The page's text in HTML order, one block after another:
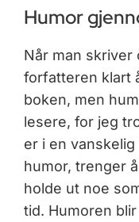
Humor
Når man skriver
forfatteren klart
boken, men
lesere, for jeg
er i en
humor, trenger
holde ut noe
tid. Humoren